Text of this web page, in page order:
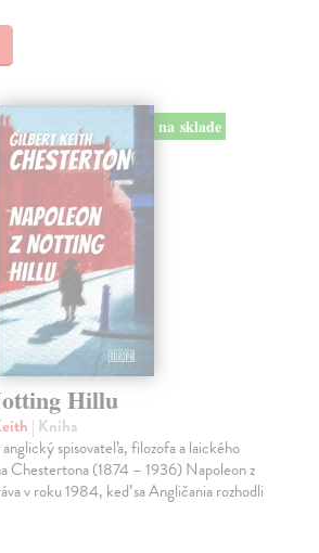
na sklade
Hillu
| Kniha
spisovateľa, filozofa a laického
Chestertona (1874 – 1936) Napoleon z
v roku 1984, keď sa Angličania rozhodli